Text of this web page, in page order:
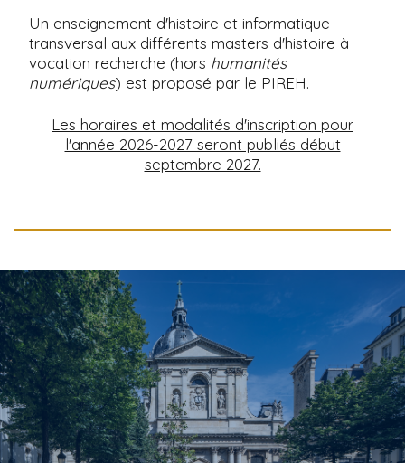
Un enseignement d'histoire et informatique
transversal aux différents masters d'histoire à
vocation recherche (hors humanités
numériques) est proposé par le PIREH.
Les horaires et modalités d'inscription pour
l'année 2026-2027 seront publiés début
septembre 2027.